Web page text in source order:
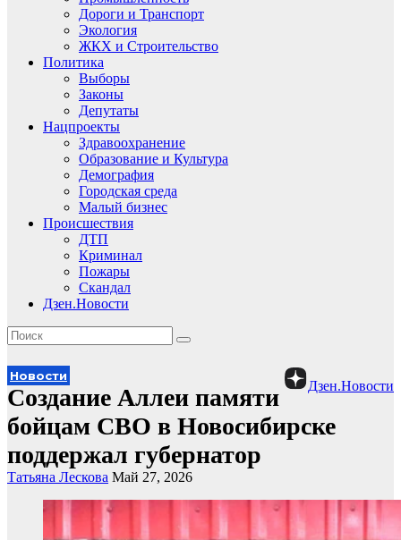
Дороги и Транспорт
Экология
ЖКХ и Строительство
Политика
Выборы
Законы
Депутаты
Нацпроекты
Здравоохранение
Образование и Культура
Демография
Городская среда
Малый бизнес
Происшествия
ДТП
Криминал
Пожары
Скандал
Дзен.Новости
Дзен.Новости
Новости
Создание Аллеи памяти
бойцам СВО в Новосибирске
поддержал губернатор
Татьяна Лескова Май 27, 2026